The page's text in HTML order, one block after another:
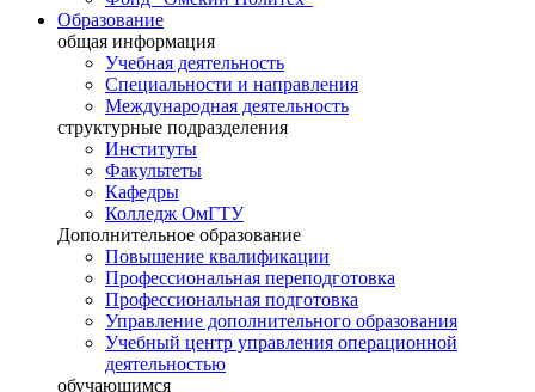
Образование
общая информация
Учебная деятельность
Специальности и направления
Международная деятельность
структурные подразделения
Институты
Факультеты
Кафедры
Колледж ОмГТУ
Дополнительное образование
Повышение квалификации
Профессиональная переподготовка
Профессиональная подготовка
Управление дополнительного образования
Учебный центр управления операционной
деятельностью
обучающимся